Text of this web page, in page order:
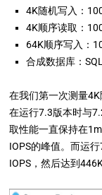
4K随机写入：
4K顺序读取：
64K顺序写入：
合成数据库：
在我们第一次测量
在运行7.3版本时与
取性能一直保持在
IOPS的峰值。而运
IOPS，然后达到